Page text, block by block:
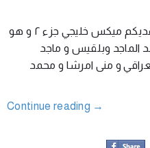
بعد طلبات كثيرة من كل الاحبة اهديكم ميكس خليجي جزء ٢ و هو
الماجد وبلقيس و ماجد
و منى امرشا و محمد
Continue reading →